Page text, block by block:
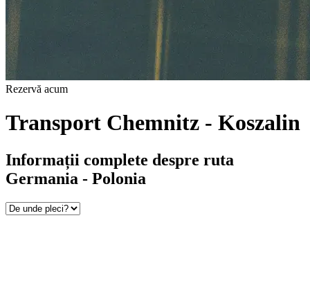
Rezervă acum
Transport Chemnitz - Koszalin
Informații complete despre ruta
Germania - Polonia